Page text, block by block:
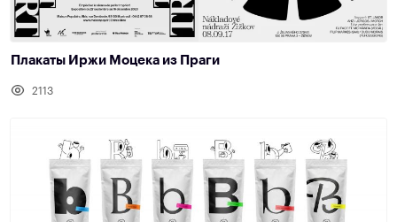
Плакаты Иржи Моцека из Праги
2113